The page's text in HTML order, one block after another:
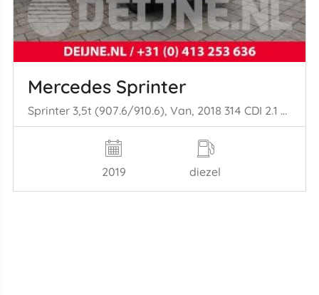
Mercedes Sprinter
Sprinter 3,5t (907.6/910.6), Van, 2018 314 CDI 2.1 D RWD
2019 diezel